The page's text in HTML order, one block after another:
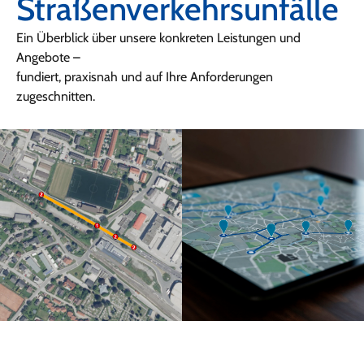
Straßenverkehrsunfälle
Ein Überblick über unsere konkreten Leistungen und
Angebote –
fundiert, praxisnah und auf Ihre Anforderungen
zugeschnitten.